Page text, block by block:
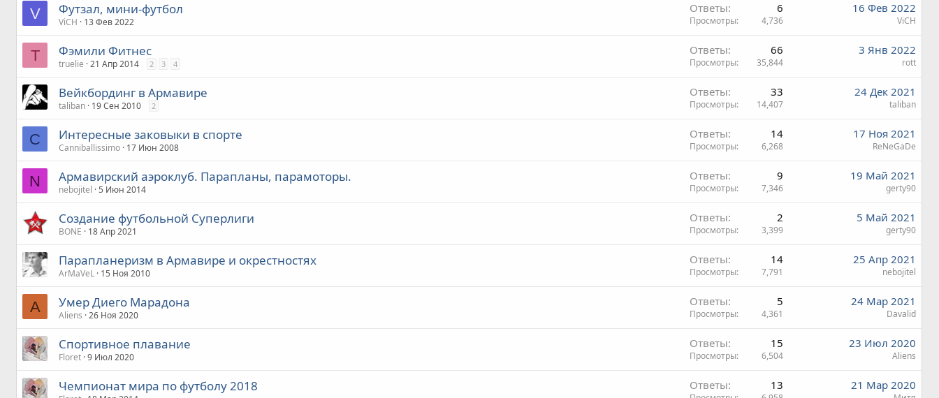
V Футзал, мини-футбол
ViCH 13 Фев 2022
Ответы 6
Просмотры 4,736
16 Фев 2022
ViCH
T Фэмили Фитнес
truelie 21 Апр 2014 2 3 4
Ответы 66
Просмотры 35,844
3 Янв 2022
rott
Вейкбординг в Армавире
taliban 19 Сен 2010 2
Ответы 33
Просмотры 14,407
24 Дек 2021
taliban
C Интересные заковыки в спорте
Canniballissimo 17 Июн 2008
Ответы 14
Просмотры 6,268
17 Ноя 2021
ReNeGaDe
N Армавирский аэроклуб. Парапланы, парамоторы.
nebojitel 5 Июн 2014
Ответы 9
Просмотры 7,346
19 Май 2021
gerty90
Создание футбольной Суперлиги
BONE 18 Апр 2021
Ответы 2
Просмотры 3,399
5 Май 2021
gerty90
Парапланеризм в Армавире и окрестностях
ArMaVeL 15 Ноя 2010
Ответы 14
Просмотры 7,791
25 Апр 2021
nebojitel
A Умер Диего Марадона
Aliens 26 Ноя 2020
Ответы 5
Просмотры 4,361
24 Мар 2021
Davalid
Спортивное плавание
Floret 9 Июл 2020
Ответы 15
Просмотры 6,504
23 Июл 2020
Aliens
Чемпионат мира по футболу 2018 Ответы 13 21 Мар 2020